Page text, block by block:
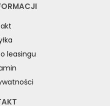
leasingu